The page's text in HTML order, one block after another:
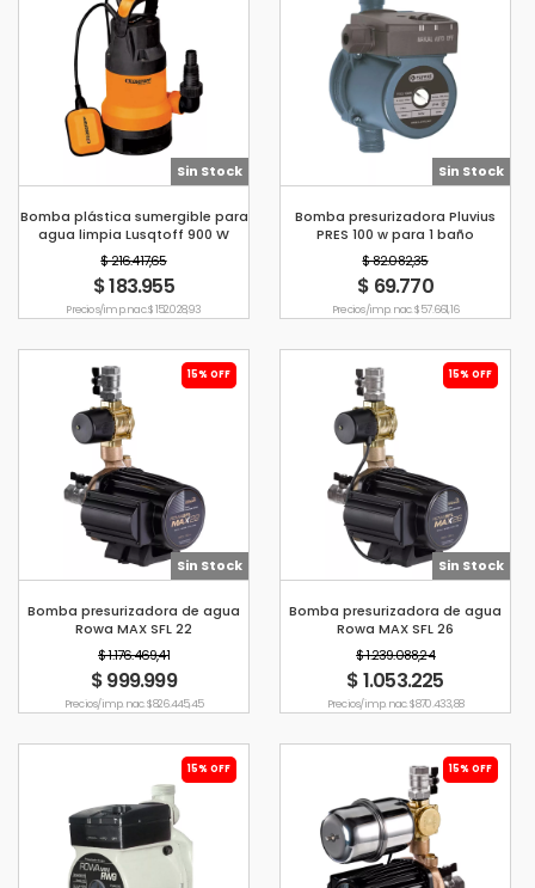
Sin Stock
Bomba plástica sumergible para
agua limpia Lusqtoff 900 W
$ 216.417,65
$ 183.955
Precio s/imp. nac. $ 152.028,93
Sin Stock
Bomba presurizadora Pluvius
PRES 100 w para 1 baño
$ 82.082,35
$ 69.770
Precio s/imp. nac. $ 57.661,16
15% OFF
Sin Stock
Bomba presurizadora de agua
Rowa MAX SFL 22
$ 1.176.469,41
$ 999.999
Precio s/imp. nac. $ 826.445,45
15% OFF
Sin Stock
Bomba presurizadora de agua
Rowa MAX SFL 26
$ 1.239.088,24
$ 1.053.225
Precio s/imp. nac. $ 870.433,88
15% OFF 15% OFF